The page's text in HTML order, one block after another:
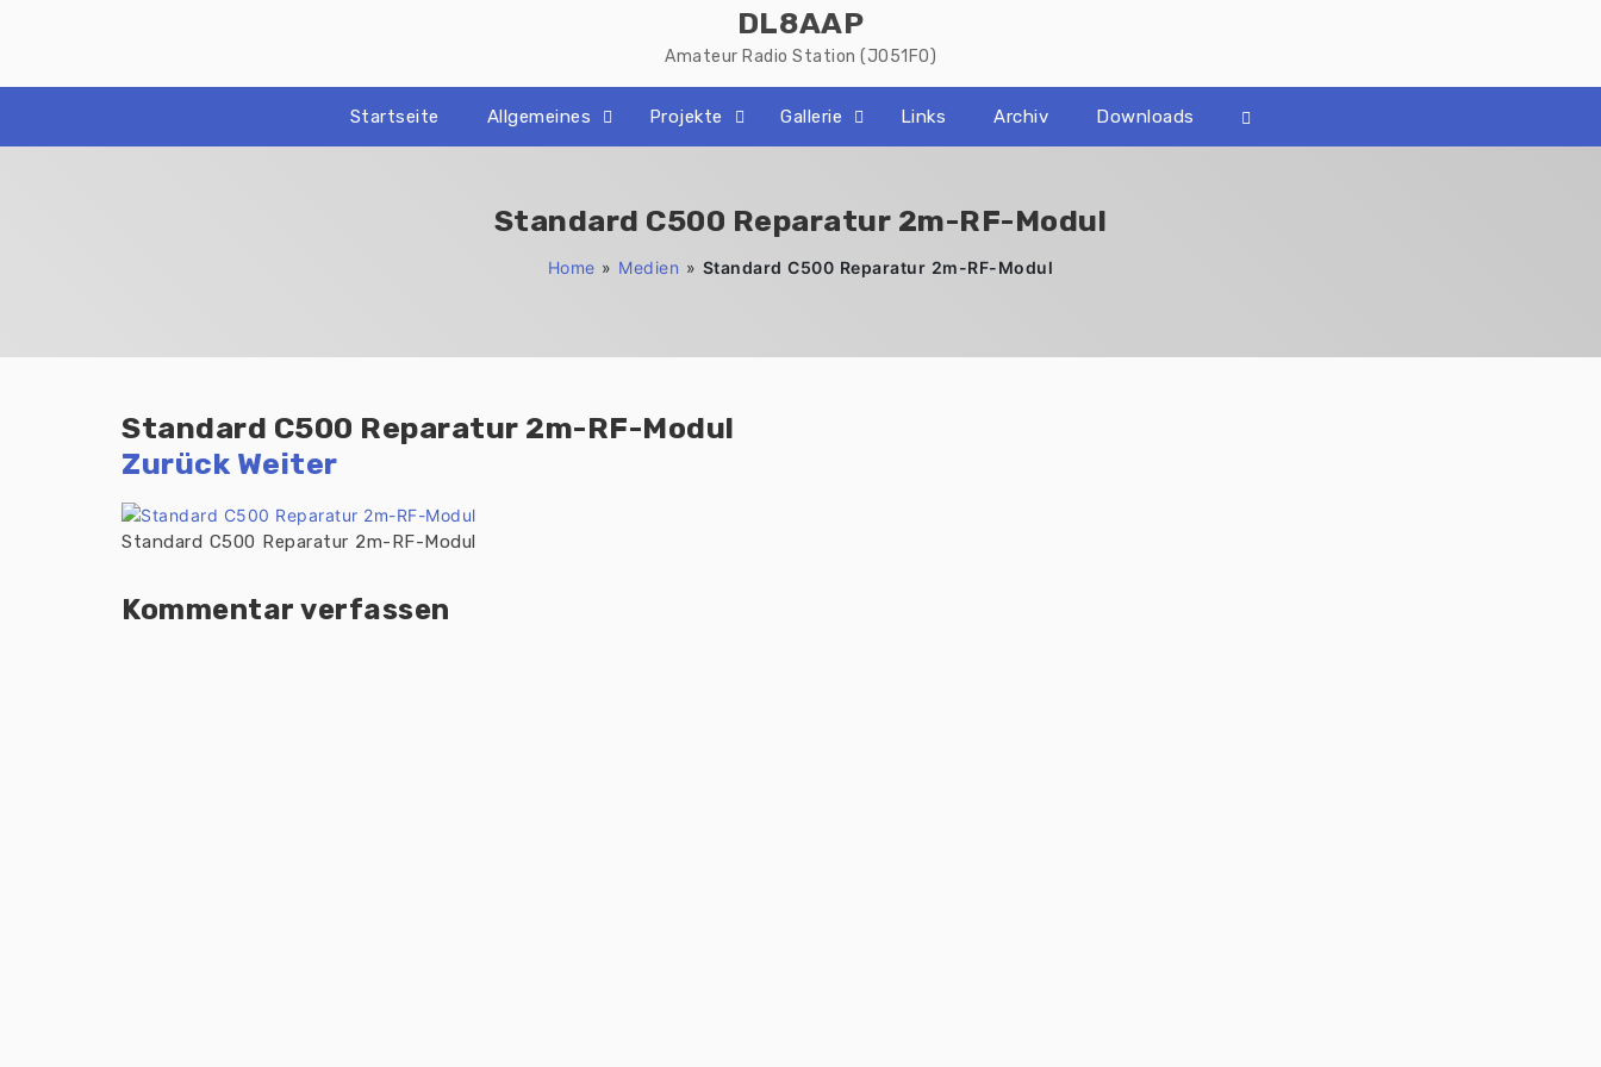
DL8AAP
Amateur Radio Station (JO51FO)
Startseite Allgemeines Projekte Gallerie Links Archiv Downloads
Standard C500 Reparatur 2m-RF-Modul
Home » Medien » Standard C500 Reparatur 2m-RF-Modul
Standard C500 Reparatur 2m-RF-Modul
Zurück Weiter
Standard C500 Reparatur 2m-RF-Modul
Kommentar verfassen